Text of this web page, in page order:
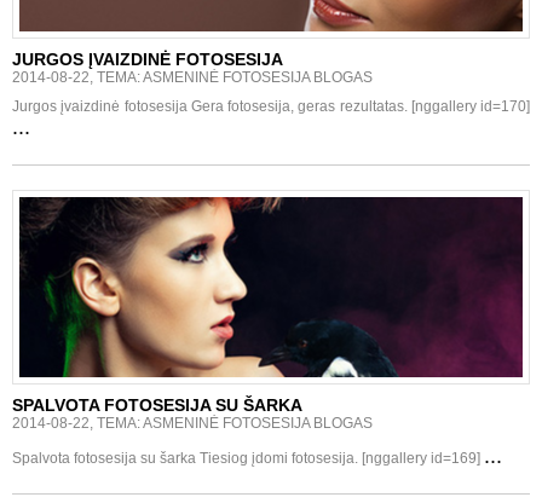
JURGOS ĮVAIZDINĖ FOTOSESIJA
2014-08-22, TEMA: ASMENINĖ FOTOSESIJA BLOGAS
Jurgos įvaizdinė fotosesija Gera fotosesija, geras rezultatas. [nggallery id=170]
...
SPALVOTA FOTOSESIJA SU ŠARKA
2014-08-22, TEMA: ASMENINĖ FOTOSESIJA BLOGAS
Spalvota fotosesija su šarka Tiesiog įdomi fotosesija. [nggallery id=169] ...